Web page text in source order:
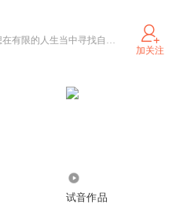
这些，全是为了改变你的傲慢
“我不配做您的妻子。”画眉嘴
、就让我们真正举行婚礼
为自己的女儿和画眉嘴国王送上
喜马拉雅A+优质主播，我想在有限的人生当中寻找自身存在的意义，希望自己的声音可以带给大家些许的快乐。
加关注
试音作品